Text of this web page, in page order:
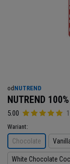
od NUTREND
NUTREND
5.00
Wariant
Chocolate
White Chocolate